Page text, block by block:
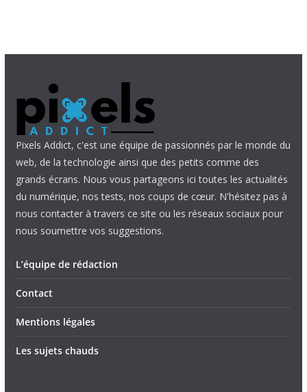
Pixels Addict, c'est une équipe de passionnés par le monde du
web, de la technologie ainsi que des petits comme des
grands écrans. Nous vous partageons ici toutes les actualités
du numérique, nos tests, nos coups de cœur. N'hésitez pas à
nous contacter à travers ce site ou les réseaux sociaux pour
nous soumettre vos suggestions.
L’équipe de rédaction
Contact
Mentions légales
Les sujets chauds